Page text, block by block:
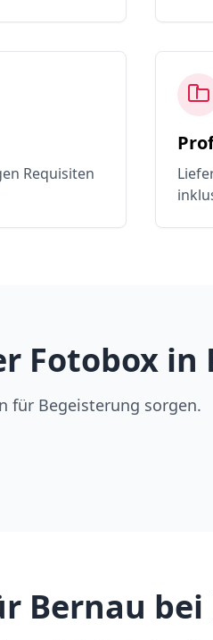
Requisiten
Fotobox in
für Begeisterung sorgen.
Bernau